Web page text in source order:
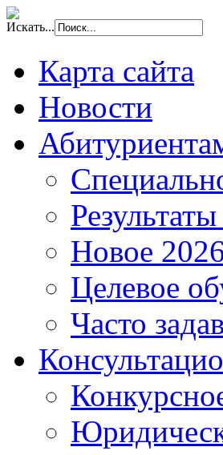
Искать...
Карта сайта
Новости
Новое
Целевое
Часто